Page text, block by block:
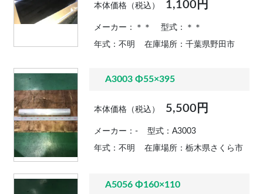
本体価格（税込） 1,100円
メーカー：＊＊ 型式：＊＊
年式：不明 在庫場所：千葉県野田市
A3003 Φ55×395
本体価格（税込） 5,500円
メーカー：- 型式：A3003
年式：不明 在庫場所：栃木県さくら市
A5056 Φ160×110